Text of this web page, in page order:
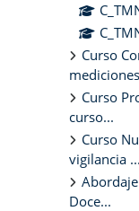
Curso
Curso
curso...
Curso
vigilancia ...
Doce...